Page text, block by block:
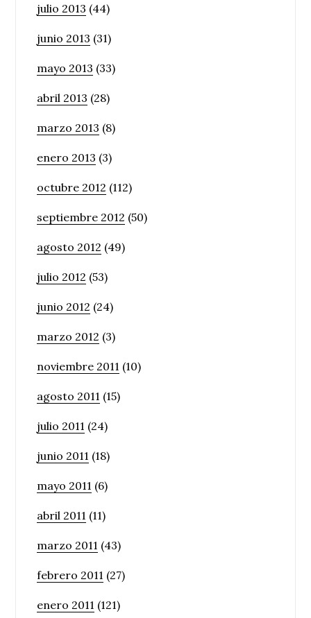
julio 2013 (44)
junio 2013 (31)
mayo 2013 (33)
abril 2013 (28)
marzo 2013 (8)
enero 2013 (3)
octubre 2012 (112)
septiembre 2012 (50)
agosto 2012 (49)
julio 2012 (53)
junio 2012 (24)
marzo 2012 (3)
noviembre 2011 (10)
agosto 2011 (15)
julio 2011 (24)
junio 2011 (18)
mayo 2011 (6)
abril 2011 (11)
marzo 2011 (43)
febrero 2011 (27)
enero 2011 (121)